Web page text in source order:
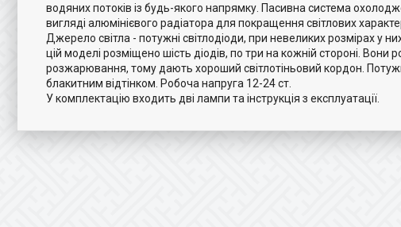
водяних потоків із будь-якого напрямку. Пасивна система
вигляді алюмінієвого радіатора для покращення світлових
Джерело світла - потужні світлодіоди, при невеликих розмірах у
цій моделі розміщено шість діодів, по три на кожній стороні.
розжарювання, тому дають хороший світлотіньовий кордон.
блакитним відтінком. Робоча напруга 12-24 ст.
У комплектацію входить дві лампи та інструкція з експлуатації.